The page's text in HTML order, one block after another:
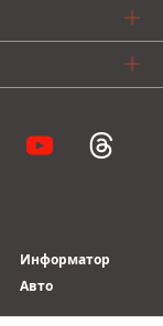
Информатор
Авто